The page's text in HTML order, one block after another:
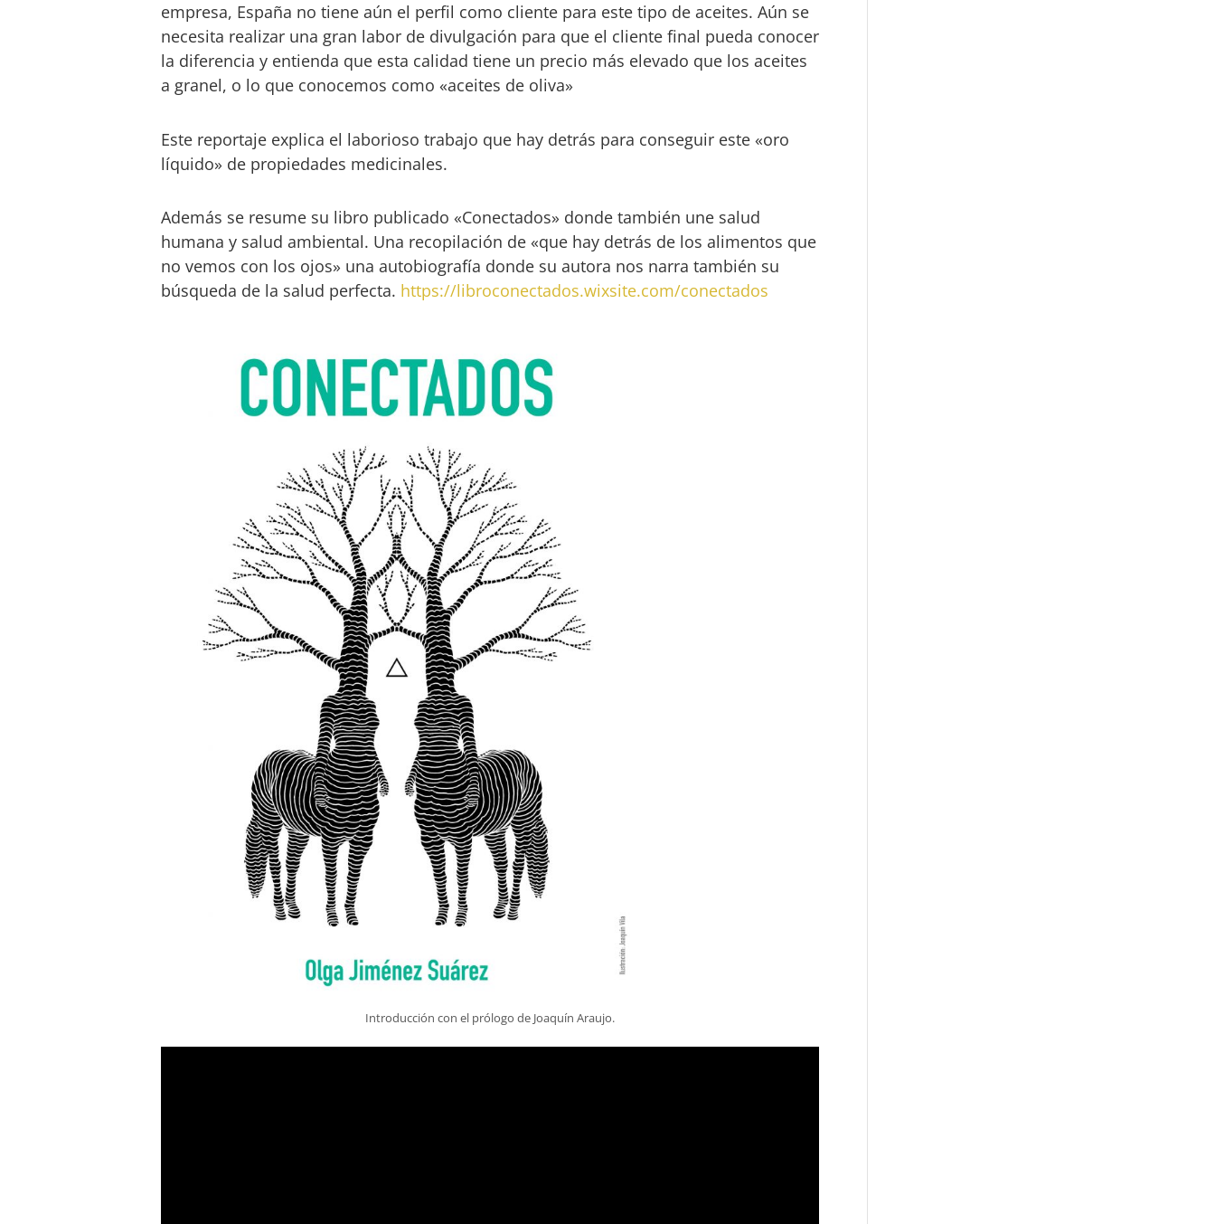
empresa, España no tiene aún el perfil como cliente para este tipo de aceites. Aún se
necesita realizar una gran labor de divulgación para que el cliente final pueda conocer
la diferencia y entienda que esta calidad tiene un precio más elevado que los aceites
a granel, o lo que conocemos como «aceites de oliva»
Este reportaje explica el laborioso trabajo que hay detrás para conseguir este «oro
líquido» de propiedades medicinales.
Además se resume su libro publicado «Conectados» donde también une salud
humana y salud ambiental. Una recopilación de «que hay detrás de los alimentos que
no vemos con los ojos» una autobiografía donde su autora nos narra también su
búsqueda de la salud perfecta. https://libroconectados.wixsite.com/conectados
Introducción con el prólogo de Joaquín Araujo.